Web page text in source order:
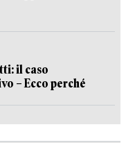
il caso
– Ecco perché